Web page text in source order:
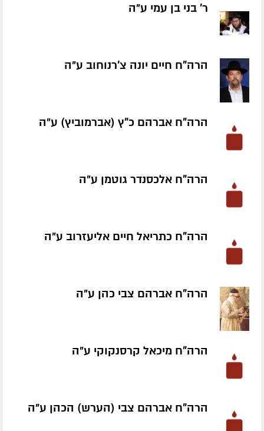
ר' בני בן עמי ע״ה
הרה"ח חיים יונה צ'רנוחוב ע״ה
הרה"ח אברהם כ"ץ (אברמוביץ) ע״ה
הרה"ח אלכסנדר גוטמן ע״ה
הרה"ח כתריאל חיים אליעזרוב ע״ה
הרה"ח אברהם צבי כהן ע״ה
הרה"ח מיכאל קרסנקוקי ע״ה
הרה"ח אברהם צבי (הערש) הכהן ע״ה